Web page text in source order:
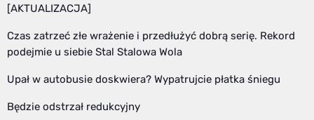
[AKTUALIZACJA]
Czas zatrzeć złe wrażenie i przedłużyć dobrą serię. Rekord
podejmie u siebie Stal Stalowa Wola
Upał w autobusie doskwiera? Wypatrujcie płatka śniegu
Będzie odstrzał redukcyjny